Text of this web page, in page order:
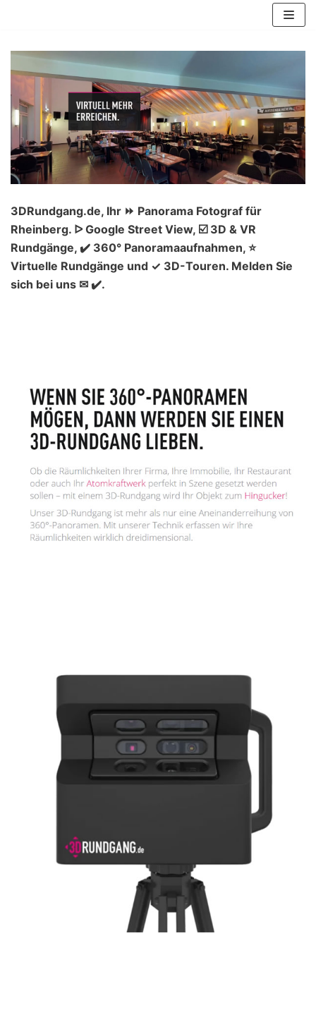
Inhalt
springen
3DRundgang.de, Ihr ⏩ Panorama Fotograf für
Rheinberg. ᐅ Google Street View, ☑️ 3D & VR
Rundgänge, ✔️ 360° Panoramaaufnahmen, ⭐
Virtuelle Rundgänge und ✓ 3D-Touren. Melden Sie
sich bei uns ✉ ✔️.